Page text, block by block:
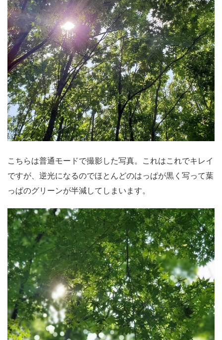
こちらは普通モードで撮影した写真。これはこれでキレイ
ですが、逆光になるのでほとんどのはっぱが黒く写って葉
っぱのグリーンが半減してしまいます。